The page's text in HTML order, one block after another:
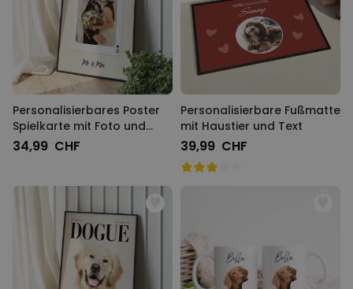
Personalisierbares Poster
Spielkarte mit Foto und
Text
34,99 CHF
Personalisierbare Fußmatte
mit Haustier und Text
39,99 CHF